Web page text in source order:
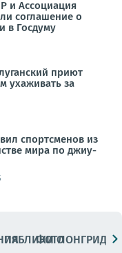
и Ассоциация
соглашение о
в Госдуму
приют
ухаживать за
спортсменов из
мира по джиу-
ПАБЛИКИ
ФОТОЛОНГРИДЫ